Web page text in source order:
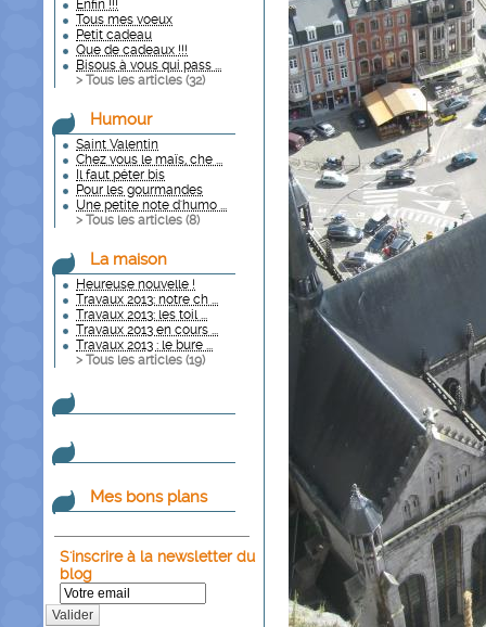
Enfin !!!
Tous mes voeux
Petit cadeau
Que de cadeaux !!!
Bisous à vous qui pass ...
> Tous les articles (32)
Humour
Saint Valentin
Chez vous le maïs, che ...
Il faut péter bis
Pour les gourmandes
Une petite note d'humo ...
> Tous les articles (8)
La maison
Heureuse nouvelle !
Travaux 2013: notre ch ...
Travaux 2013: les toil ...
Travaux 2013 en cours ...
Travaux 2013 : le bure ...
> Tous les articles (19)
Mes bons plans
S'inscrire à la newsletter du
blog
Valider